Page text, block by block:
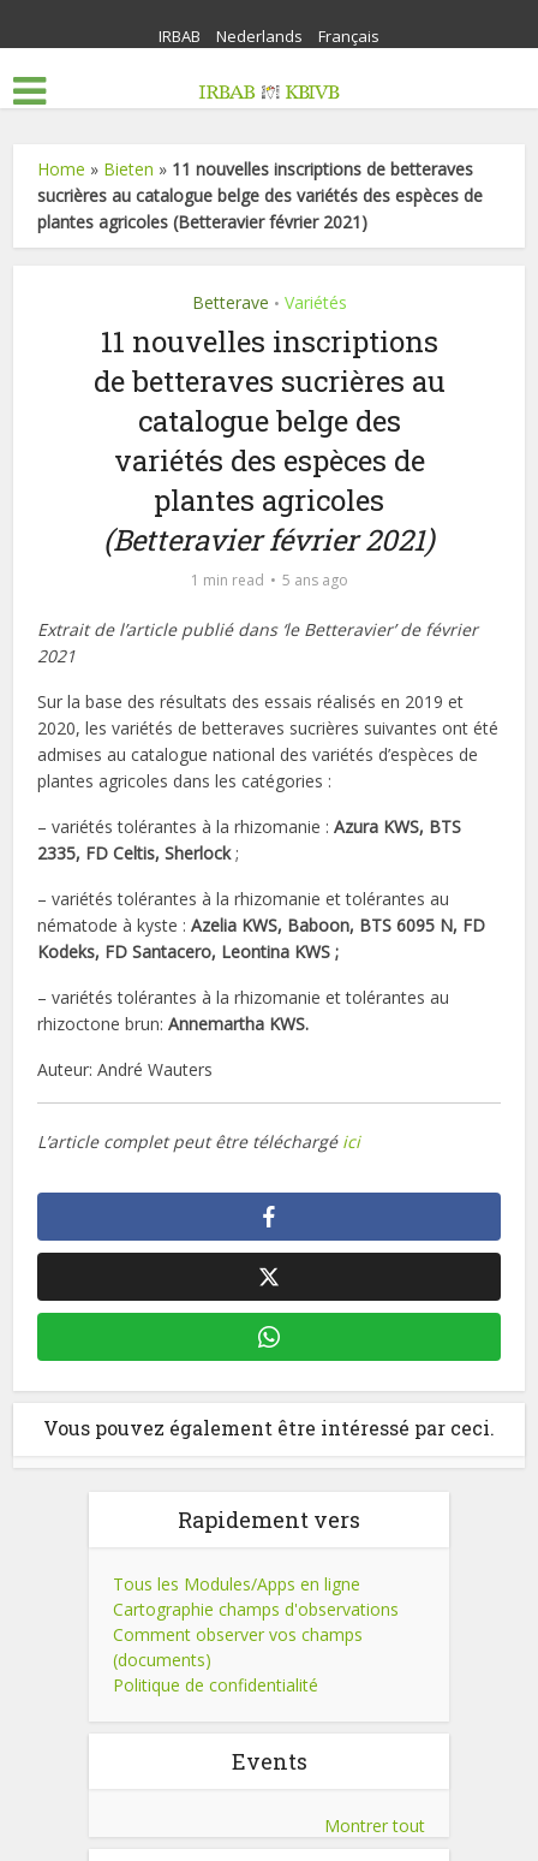
IRBAB Nederlands Français
Home » Bieten » 11 nouvelles inscriptions de betteraves
sucrières au catalogue belge des variétés des espèces de
plantes agricoles (Betteravier février 2021)
Betterave • Variétés
11 nouvelles inscriptions
de betteraves sucrières au
catalogue belge des
variétés des espèces de
plantes agricoles
(Betteravier février 2021)
1 min read 5 ans ago
Extrait de l’article publié dans ‘le Betteravier’ de février
2021
Sur la base des résultats des essais réalisés en 2019 et
2020, les variétés de betteraves sucrières suivantes ont été
admises au catalogue national des variétés d’espèces de
plantes agricoles dans les catégories :
– variétés tolérantes à la rhizomanie :Azura KWS, BTS
2335, FD Celtis, Sherlock;
– variétés tolérantes à la rhizomanie et tolérantes au
nématode à kyste :Azelia KWS, Baboon, BTS 6095 N, FD
Kodeks, FD Santacero, Leontina KWS ;
– variétés tolérantes à la rhizomanie et tolérantes au
rhizoctone brun:Annemartha KWS.
Auteur: André Wauters
L’article complet peut être téléchargé ici
Vous pouvez également être intéressé par ceci.
Rapidement vers
Tous les Modules/Apps en ligne
Cartographie champs d'observations
Comment observer vos champs
(documents)
Politique de confidentialité
Events
Montrer tout